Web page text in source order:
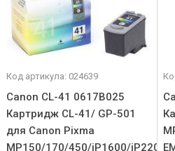
Код артикула: 024639
Canon CL-41 0617B025
Картридж CL-41/ GP-501
для Canon Pixma
MP150/170/450/iP1600/iP2200/